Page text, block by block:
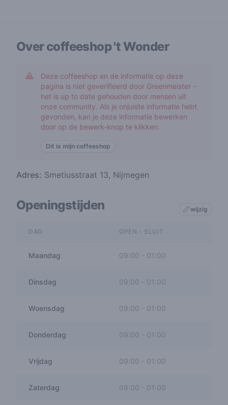
Over coffeeshop't Wonder
Deze coffeeshop en de informatie op deze
pagina is niet geverifieerd door Greenmeister -
het is up to date gehouden door mensen uit
onze community. Als je onjuiste informatie hebt
gevonden, kan je deze informatie bewerken
door op de bewerk-knop te klikken.
Dit is mijn coffeeshop
Adres: Smetiusstraat 13, Nijmegen
Openingstijden wijzig
DAG OPEN - SLUIT
Maandag 09:00 - 01:00
Dinsdag 09:00 01:00
Woensdag 09:00 - 01:00
Donderdag 09:00 01:00
Vrijdag 09:00 - 01:00
Zaterdag 09:00 01:00